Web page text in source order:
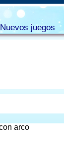
Nuevos juegos